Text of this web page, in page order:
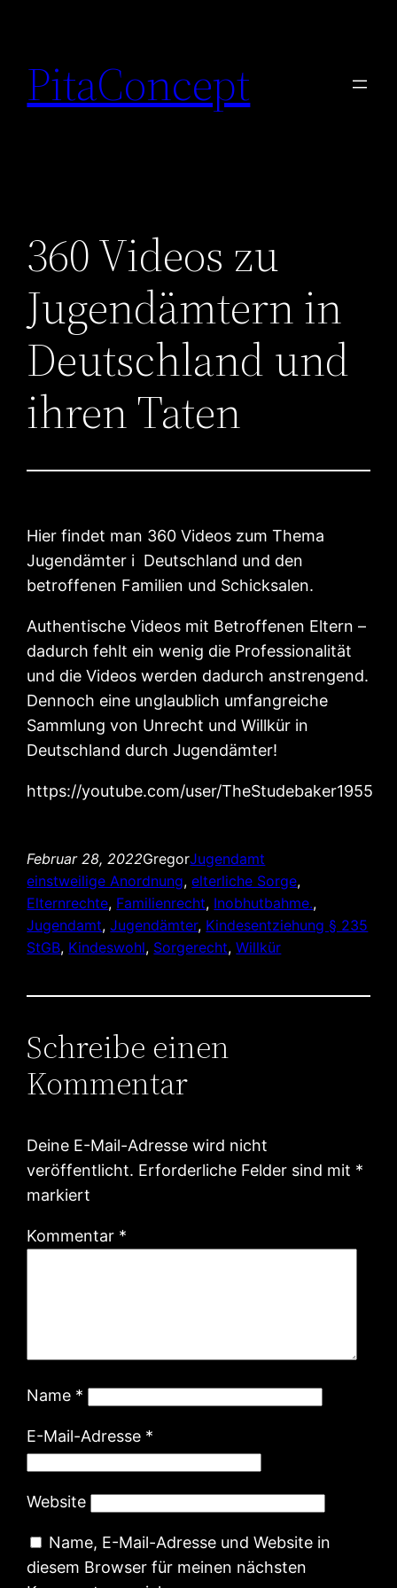
springen
PitaConcept
360 Videos zu
Jugendämtern in
Deutschland und
ihren Taten
Hier findet man 360 Videos zum Thema
Jugendämter i Deutschland und den
betroffenen Familien und Schicksalen.
Authentische Videos mit Betroffenen Eltern –
dadurch fehlt ein wenig die Professionalität
und die Videos werden dadurch anstrengend.
Dennoch eine unglaublich umfangreiche
Sammlung von Unrecht und Willkür in
Deutschland durch Jugendämter!
https://youtube.com/user/TheStudebaker1955
Februar 28, 2022GregorJugendamt
einstweilige Anordnung, elterliche Sorge
Elternrechte, Familienrecht, Inobhutbahme.
Jugendamt, Jugendämter, Kindesentziehung § 235
StGB, Kindeswohl, Sorgerecht, Willkür
Schreibe einen
Kommentar
Deine E-Mail-Adresse wird nicht
veröffentlicht. Erforderliche Felder sind mit *
markiert
Kommentar *
Name *
E-Mail-Adresse *
Website
Name, E-Mail-Adresse und Website in
diesem Browser für meinen nächsten